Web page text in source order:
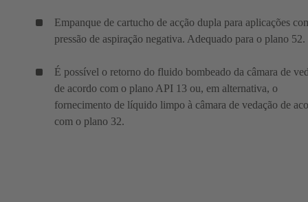
Empanque de cartucho de acção dupla para aplicações
pressão de aspiração negativa. Adequado para o plano 52.
É possível o retorno do fluido bombeado da câmara de
de acordo com o plano API 13 ou, em alternativa, o
fornecimento de líquido limpo à câmara de vedação de
com o plano 32.